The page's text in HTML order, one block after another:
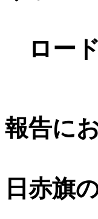
ロー
報告に
日赤旗